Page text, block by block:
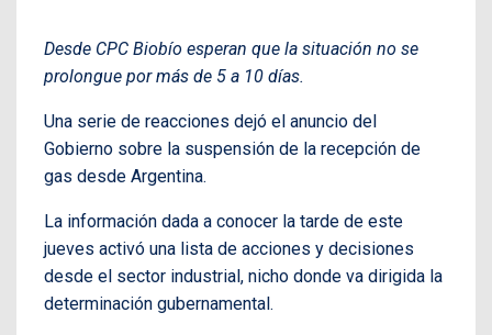
Desde CPC Biobío esperan que la situación no se
prolongue por más de 5 a 10 días.
Una serie de reacciones dejó el anuncio del
Gobierno sobre la suspensión de la recepción de
gas desde Argentina.
La información dada a conocer la tarde de este
jueves activó una lista de acciones y decisiones
desde el sector industrial, nicho donde va dirigida la
determinación gubernamental.